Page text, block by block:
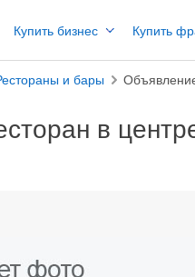
Купить бизнес Купить
и бары
в